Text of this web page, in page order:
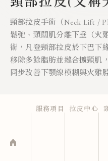
頸部拉皮手術（Neck Lift /
鬆弛、頸闊肌分離下垂（火
術，凡登頸部拉皮於下巴下
移除多餘脂肪並縫合擴頸肌
同步改善下顎線模糊與火雞
服務項目 拉皮中心